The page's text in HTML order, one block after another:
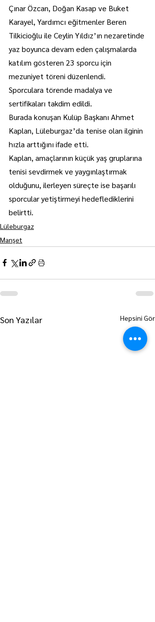
Çınar Özcan, Doğan Kasap ve Buket
Karayel, Yardımcı eğitmenler Beren
Tilkicioğlu ile Ceylin Yıldız’ın nezaretinde
yaz boyunca devam eden çalışmalarda
katılım gösteren 23 sporcu için
mezuniyet töreni düzenlendi.
Sporculara törende madalya ve
sertifikaları takdim edildi.
Burada konuşan Kulüp Başkanı Ahmet
Kaplan, Lüleburgaz’da tenise olan ilginin
hızla arttığını ifade etti.
Kaplan, amaçlarının küçük yaş gruplarına
tenisi sevdirmek ve yaygınlaştırmak
olduğunu, ilerleyen süreçte ise başarılı
sporcular yetiştirmeyi hedeflediklerini
belirtti.
Lüleburgaz
Manşet
Son Yazılar Hepsini Gör